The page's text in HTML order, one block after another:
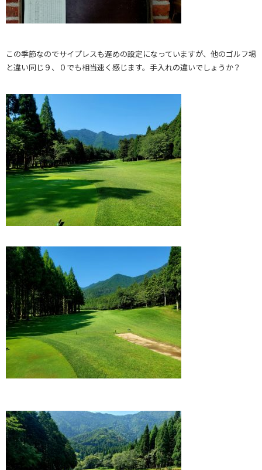
この季節なのでサイプレスも遅めの設定になっていますが、他のゴルフ場
と違い同じ９、０でも相当速く感じます。手入れの違いでしょうか？